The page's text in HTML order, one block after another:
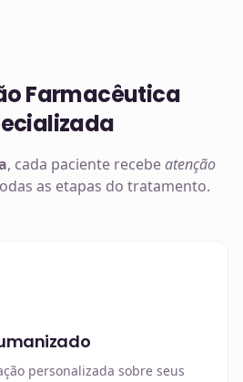
Farmacêutica
, cada paciente recebeatenção
as etapas do tratamento.
personalizada sobre seus